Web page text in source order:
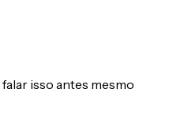
isso antes mesmo